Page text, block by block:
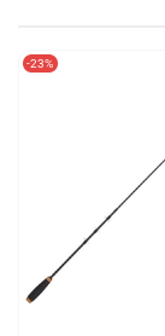
-23%